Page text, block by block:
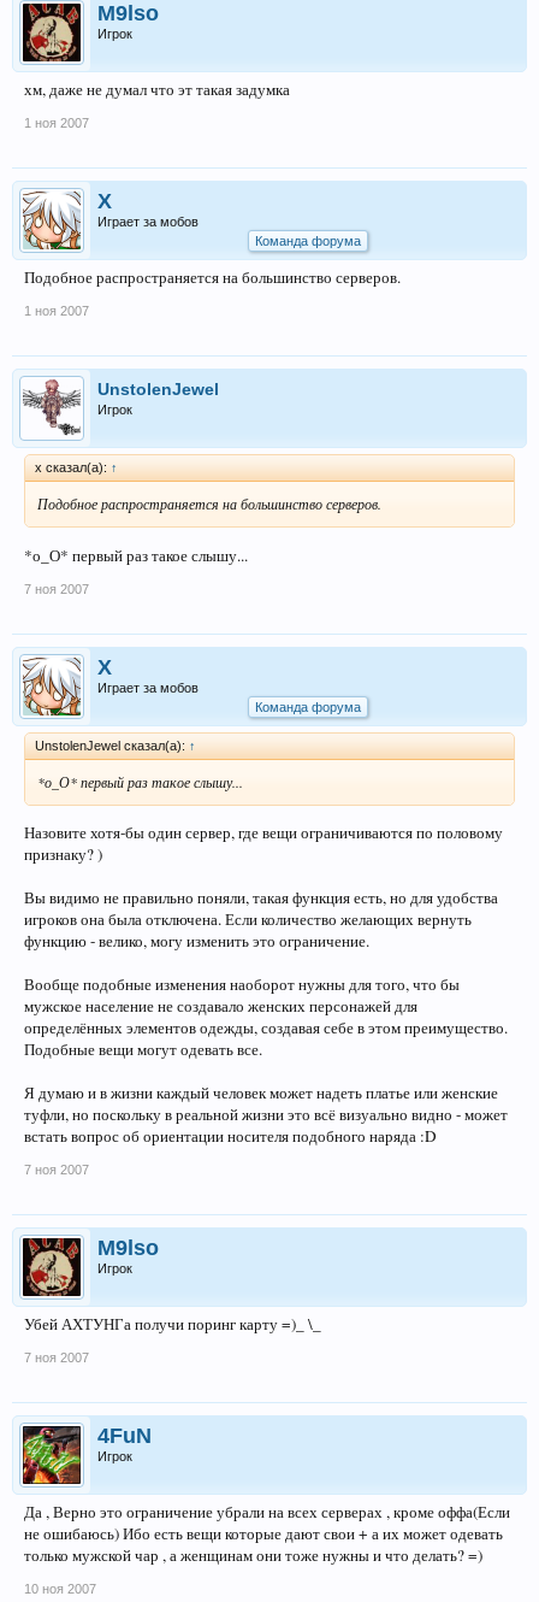
M9lso
Игрок
хм, даже не думал что эт такая задумка
1 ноя 2007
X
Играет за мобов
Команда форума
Подобное распространяется на большинство серверов.
1 ноя 2007
UnstolenJewel
Игрок
x сказал(а): ↑
Подобное распространяется на большинство серверов.
*о_О* первый раз такое слышу...
7 ноя 2007
X
Играет за мобов
Команда форума
UnstolenJewel сказал(а): ↑
*о_О* первый раз такое слышу...
Назовите хотя-бы один сервер, где вещи ограничиваются по половому
признаку? )
Вы видимо не правильно поняли, такая функция есть, но для удобства
игроков она была отключена. Если количество желающих вернуть
функцию - велико, могу изменить это ограничение.
Вообще подобные изменения наоборот нужны для того, что бы
мужское население не создавало женских персонажей для
определённых элементов одежды, создавая себе в этом преимущество.
Подобные вещи могут одевать все.
Я думаю и в жизни каждый человек может надеть платье или женские
туфли, но поскольку в реальной жизни это всё визуально видно - может
встать вопрос об ориентации носителя подобного наряда :D
7 ноя 2007
M9lso
Игрок
Убей АХТУНГа получи поринг карту =)_ \_
7 ноя 2007
4FuN
Игрок
Да , Верно это ограничение убрали на всех серверах , кроме оффа(Если
не ошибаюсь) Ибо есть вещи которые дают свои + а их может одевать
только мужской чар , а женщинам они тоже нужны и что делать? =)
10 ноя 2007